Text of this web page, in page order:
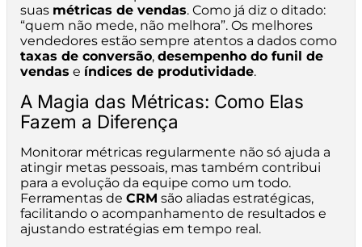
suas métricas de vendas. Como já diz o ditado:
“quem não mede, não melhora”. Os melhores
vendedores estão sempre atentos a dados como
taxas de conversão, desempenho do funil de
vendas e índices de produtividade.
A Magia das Métricas: Como Elas
Fazem a Diferença
Monitorar métricas regularmente não só ajuda a
atingir metas pessoais, mas também contribui
para a evolução da equipe como um todo.
Ferramentas de CRM são aliadas estratégicas,
facilitando o acompanhamento de resultados e
ajustando estratégias em tempo real.